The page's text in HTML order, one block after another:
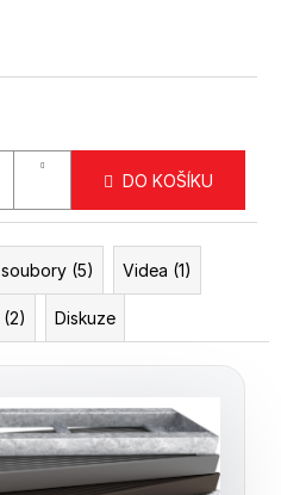
DO KOŠÍKU
(5) Videa (1)
Diskuze